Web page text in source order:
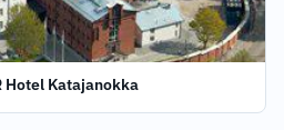
Hotel Katajanokka